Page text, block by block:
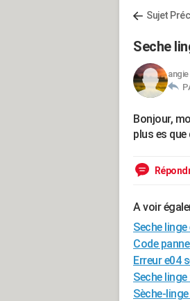
Sujet
Seche
angie
Bonjour,
plus es
A voir
Seche linge
Code
Erreur e04
Seche
Sèche-